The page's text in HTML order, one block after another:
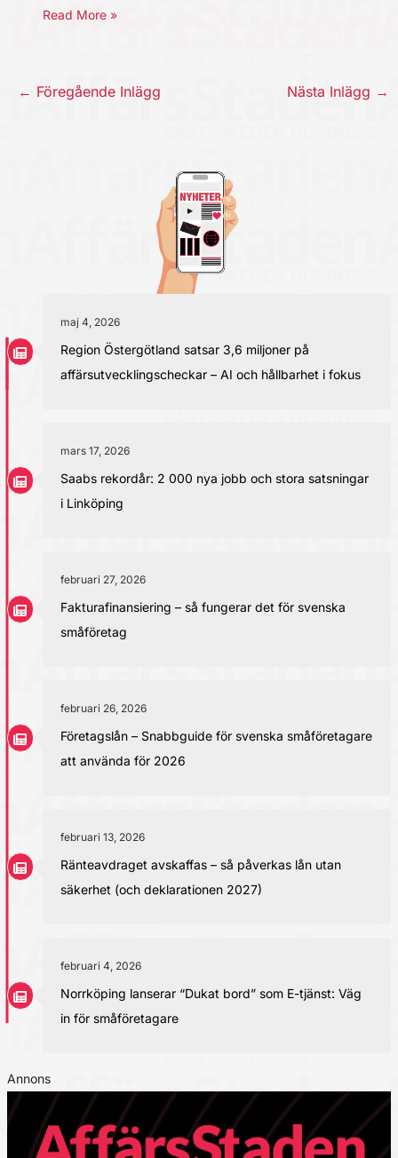
Read More »
← Föregående Inlägg Nästa Inlägg →
maj 4, 2026
Region Östergötland satsar 3,6 miljoner på
affärsutvecklingscheckar – AI och hållbarhet i fokus
mars 17, 2026
Saabs rekordår: 2 000 nya jobb och stora satsningar
i Linköping
februari 27, 2026
Fakturafinansiering – så fungerar det för svenska
småföretag
februari 26, 2026
Företagslån – Snabbguide för svenska småföretagare
att använda för 2026
februari 13, 2026
Ränteavdraget avskaffas – så påverkas lån utan
säkerhet (och deklarationen 2027)
februari 4, 2026
Norrköping lanserar “Dukat bord” som E-tjänst: Väg
in för småföretagare
Annons